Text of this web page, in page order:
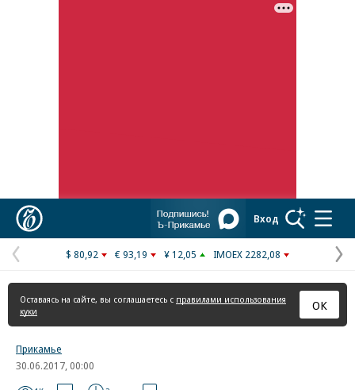
Вход
Предыдущая
страница
$ 80,92 € 93,19 ¥ 12,05 IMOEX 2282,08
Оставаясь на сайте, вы соглашаетесь с правилами использования
куки
ОК
Прикамье
30.06.2017, 00:00